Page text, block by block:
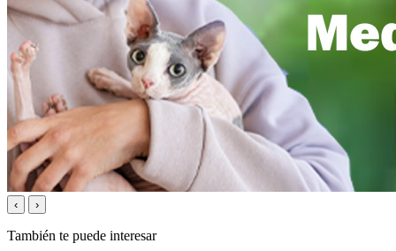
‹ ›
También te puede interesar